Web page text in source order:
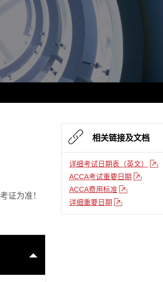
证为准！
相关链接及文档
详细考试日期表（英文）
ACCA考试重要日期
ACCA费用标准
详细重要日期